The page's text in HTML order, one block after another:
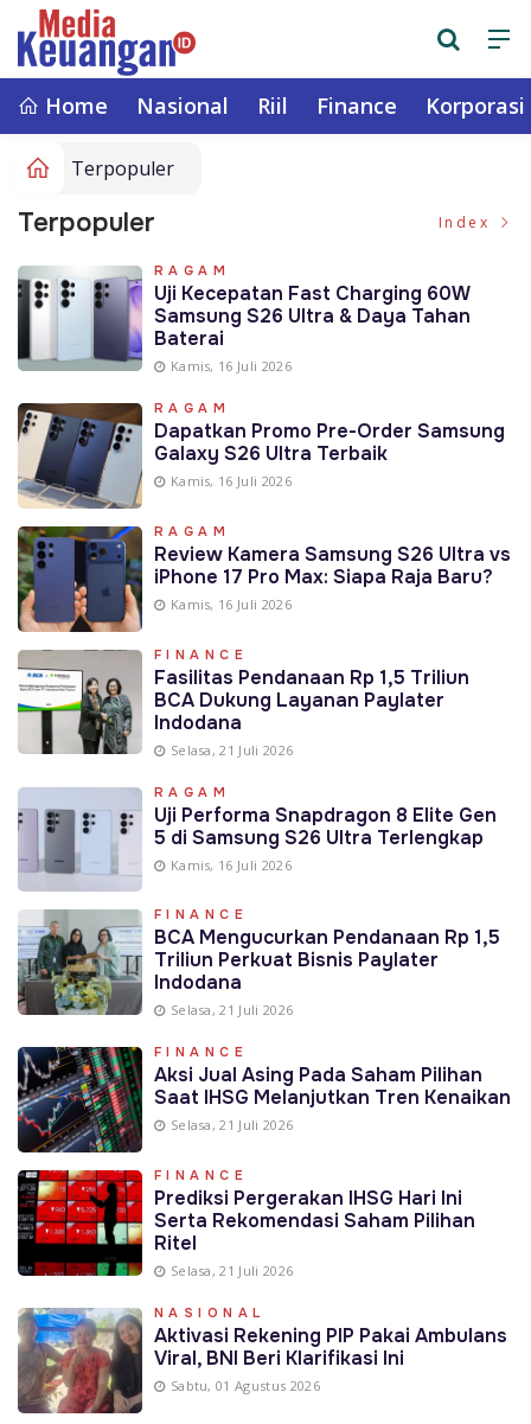
Home Nasional Riil Finance Korporasi
Terpopuler
Terpopuler Index
RAGAM
Uji Kecepatan Fast Charging 60W
Samsung S26 Ultra & Daya Tahan
Baterai
Kamis, 16 Juli 2026
RAGAM
Dapatkan Promo Pre-Order Samsung
Galaxy S26 Ultra Terbaik
Kamis, 16 Juli 2026
RAGAM
Review Kamera Samsung S26 Ultra vs
iPhone 17 Pro Max: Siapa Raja Baru?
Kamis, 16 Juli 2026
FINANCE
Fasilitas Pendanaan Rp 1,5 Triliun
BCA Dukung Layanan Paylater
Indodana
Selasa, 21 Juli 2026
RAGAM
Uji Performa Snapdragon 8 Elite Gen
5 di Samsung S26 Ultra Terlengkap
Kamis, 16 Juli 2026
FINANCE
BCA Mengucurkan Pendanaan Rp 1,5
Triliun Perkuat Bisnis Paylater
Indodana
Selasa, 21 Juli 2026
FINANCE
Aksi Jual Asing Pada Saham Pilihan
Saat IHSG Melanjutkan Tren Kenaikan
Selasa, 21 Juli 2026
FINANCE
Prediksi Pergerakan IHSG Hari Ini
Serta Rekomendasi Saham Pilihan
Ritel
Selasa, 21 Juli 2026
NASIONAL
Aktivasi Rekening PIP Pakai Ambulans
Viral, BNI Beri Klarifikasi Ini
Sabtu, 01 Agustus 2026